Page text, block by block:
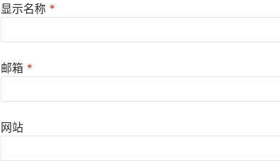
显示名称 *
邮箱 *
网站